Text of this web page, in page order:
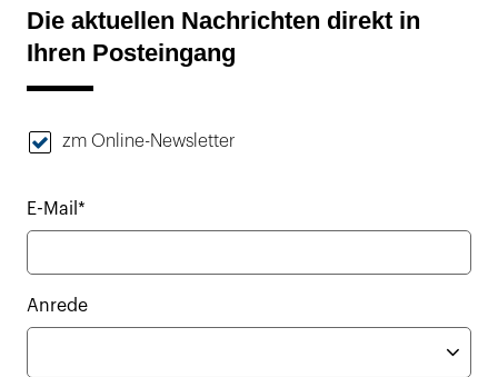
Die aktuellen Nachrichten direkt in
Ihren Posteingang
zm Online-Newsletter
E-Mail*
Anrede